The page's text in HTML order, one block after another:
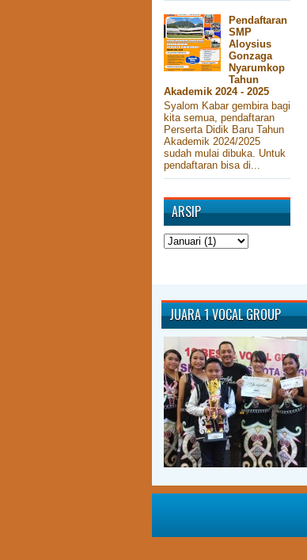
Pendaftaran
SMP
Aloysius
Gonzaga
Nyarumkop
Tahun
Akademik 2024 - 2025
Syalom Kabar gembira bagi
kita semua, pendaftaran
Perserta Didik Baru Tahun
Akademik 2024/2025
sudah mulai dibuka. Untuk
pendaftaran bisa di...
ARSIP
JUARA 1 VOCAL GROUP